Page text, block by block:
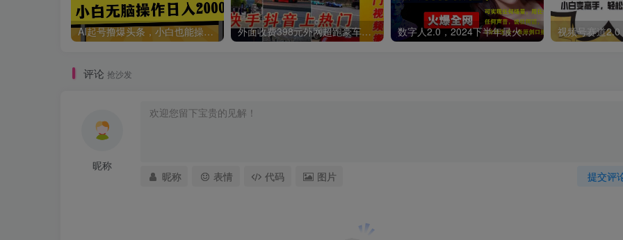
AI起号撸爆头条，小白也能操作，日入2000+ 外面收费398元外网超跑豪车汽车视频搬运至快手抖音上热门项目 数字人2.0，2024下半年最火项目，无限免费生成视频，可实现任何场景，用任何形象，任何声音，说任何话，5分钟生成一条原创口播视频。
评论 抢沙发
昵称
提交评
昵称 表情 代码 图片